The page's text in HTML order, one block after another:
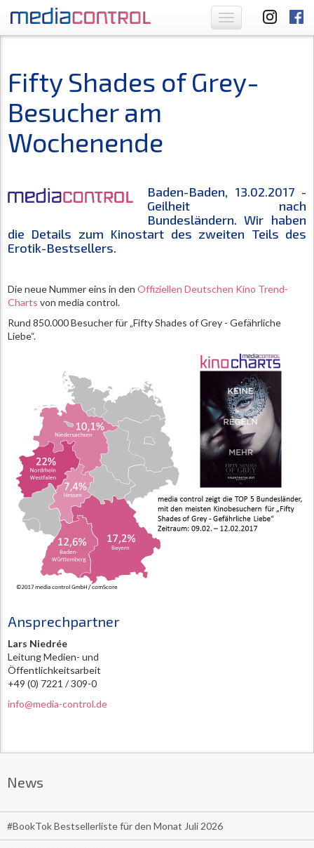
Toggle
navigation
Fifty Shades of Grey-
Besucher am
Wochenende
Baden-Baden, 13.02.2017 -
Geilheit nach
Bundesländern. Wir haben
die Details zum Kinostart des zweiten Teils des
Erotik-Bestsellers.
Die neue Nummer eins in den Offiziellen Deutschen Kino Trend-
Charts von media control.
Rund 850.000 Besucher für „Fifty Shades of Grey - Gefährliche
Liebe“.
Ansprechpartner
Lars Niedrée
Leitung Medien- und
Öffentlichkeitsarbeit
+49 (0) 7221 / 309-0
info@media-control.de
News
#BookTok Bestsellerliste für den Monat Juli 2026